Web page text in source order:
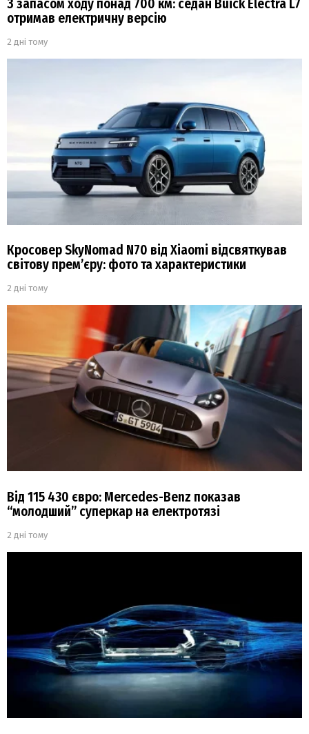
З запасом ходу понад 700 км: седан Buick Electra L7
отримав електричну версію
2 дні тому
Кросовер SkyNomad N70 від Xiaomi відсвяткував
світову прем’єру: фото та характеристики
2 дні тому
Від 115 430 євро: Mercedes-Benz показав
“молодший” суперкар на електротязі
2 дні тому